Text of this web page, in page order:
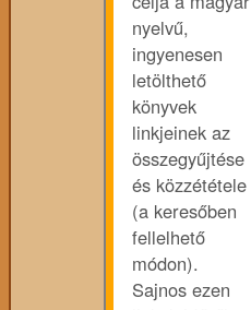
nyelvű,
ingyenesen
letölthető
könyvek
linkjeinek az
összegyűjtése
és közzététele
(a keresőben
fellelhető
módon).
Sajnos ezen